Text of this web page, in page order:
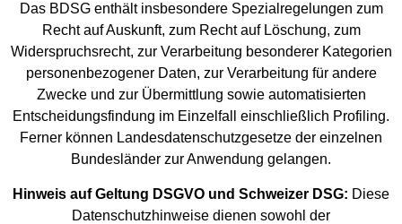
Das BDSG enthält insbesondere Spezialregelungen zum
Recht auf Auskunft, zum Recht auf Löschung, zum
Widerspruchsrecht, zur Verarbeitung besonderer Kategorien
personenbezogener Daten, zur Verarbeitung für andere
Zwecke und zur Übermittlung sowie automatisierten
Entscheidungsfindung im Einzelfall einschließlich Profiling.
Ferner können Landesdatenschutzgesetze der einzelnen
Bundesländer zur Anwendung gelangen.
Hinweis auf Geltung DSGVO und Schweizer DSG: Diese
Datenschutzhinweise dienen sowohl der